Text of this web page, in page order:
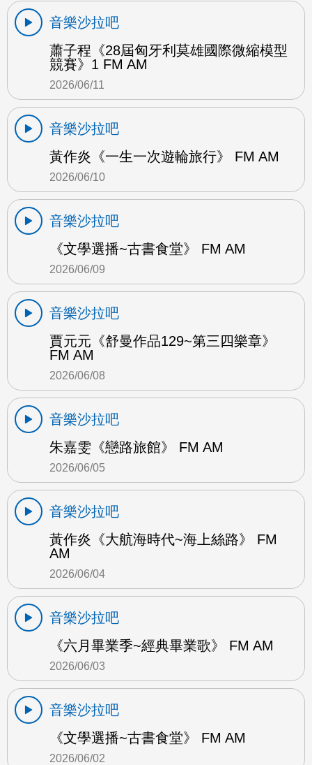
音樂沙拉吧
蕭子程《28屆匈牙利莫雄國際微縮模型
競賽》1 FM AM
2026/06/11
音樂沙拉吧
黃作炎《一生一次遊輪旅行》 FM AM
2026/06/10
音樂沙拉吧
《文學選播~古書食堂》 FM AM
2026/06/09
音樂沙拉吧
賈元元《舒曼作品129~第三四樂章》
FM AM
2026/06/08
音樂沙拉吧
朱嘉雯《戀路旅館》 FM AM
2026/06/05
音樂沙拉吧
黃作炎《大航海時代~海上絲路》 FM
AM
2026/06/04
音樂沙拉吧
《六月畢業季~經典畢業歌》 FM AM
2026/06/03
音樂沙拉吧
《文學選播~古書食堂》 FM AM
2026/06/02